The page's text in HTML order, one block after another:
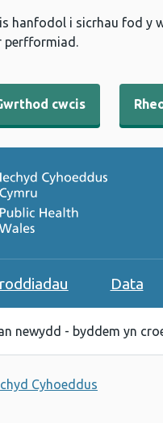
hanfodol i sicrhau fod y
perfformiad.
cwcis
Data
newydd - byddem yn
Cyhoeddus